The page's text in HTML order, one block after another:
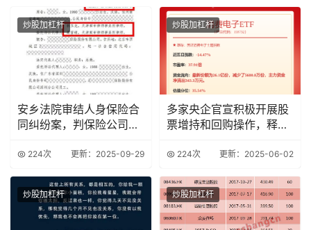
炒股加杠杆
安乡法院审结人身保险合
同纠纷案，判保险公司行
224次 更新：2025-09-29
炒股加杠杆
多家央企官宣积极开展股
票增持和回购操作，释放
224次 更新：2025-06-02
炒股加杠杆 炒股加杠杆